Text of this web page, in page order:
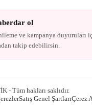
ol
ve kampanya duyuruları
takip edebilirsin.
- Tüm hakları saklıdır.
Satış Genel ŞartlarıÇerez